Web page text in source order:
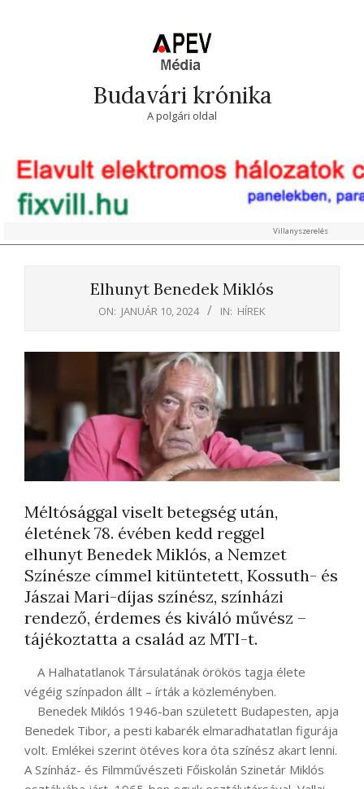
Budavári krónika
A polgári oldal
Villanyszerelés
Elhunyt Benedek Miklós
ON: JANUÁR 10, 2024 IN: HÍREK
Méltósággal viselt betegség után,
életének 78. évében kedd reggel
elhunyt Benedek Miklós, a Nemzet
Színésze címmel kitüntetett, Kossuth- és
Jászai Mari-díjas színész, színházi
rendező, érdemes és kiváló művész –
tájékoztatta a család az MTI-t.
A Halhatatlanok Társulatának örökös tagja élete
végéig színpadon állt – írták a közleményben.
Benedek Miklós 1946-ban született Budapesten, apja
Benedek Tibor, a pesti kabarék elmaradhatatlan figurája
volt. Emlékei szerint ötéves kora óta színész akart lenni.
A Színház- és Filmművészeti Főiskolán Szinetár Miklós